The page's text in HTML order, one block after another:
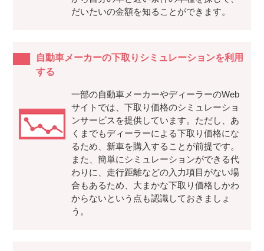
だいたいの金額を知ることができます。
自動車メーカーの下取りシミュレーションを利用
する
一部の自動車メーカーやディーラーのWeb
サイトでは、下取り価格のシミュレーショ
ンサービスを提供しています。ただし、あ
くまでもディーラーによる下取り価格にな
るため、新車を購入することが前提です。
また、簡単にシミュレーションができる代
わりに、走行距離などの入力項目がない場
合もあるため、大まかな下取り価格しかわ
からないという点も認識しておきましょ
う。